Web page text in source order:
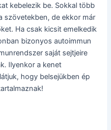
kebelezik be. Sokkal több
szövetekben, de ekkor már
Ha csak kicsit emelkedik
bizonyos autoimmun
saját sejtjeire
Ilyenkor a kenet
hogy belsejükben ép